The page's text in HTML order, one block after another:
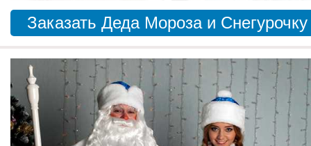
Заказать Деда Мороза и Снегурочку